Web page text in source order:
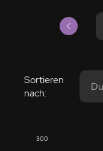
Sortieren
nach:
300